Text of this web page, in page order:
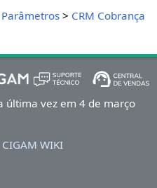
Parâmetros> CRM Cobrança
última vez em 4 de março
WIKI